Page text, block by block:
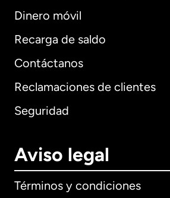
Dinero móvil
Recarga de saldo
Contáctanos
Reclamaciones de clientes
Seguridad
Aviso legal
Términos y condiciones